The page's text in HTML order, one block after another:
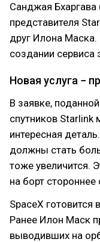
Санджая
представителя
друг Илона
создании сервиса
Новая услуга −
В заявке,
спутников
интересная
должны стать
тоже увеличится.
на борт
SpaceX готовится
Ранее Илон Маск
выводивших на